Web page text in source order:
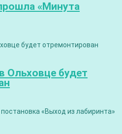
«Минута
Ольховце будет